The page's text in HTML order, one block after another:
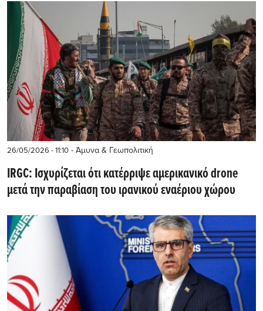
26/05/2026 - 11:10 - Άμυνα & Γεωπολιτική
IRGC: Ισχυρίζεται ότι κατέρριψε αμερικανικό drone
μετά την παραβίαση του ιρανικού εναέριου χώρου